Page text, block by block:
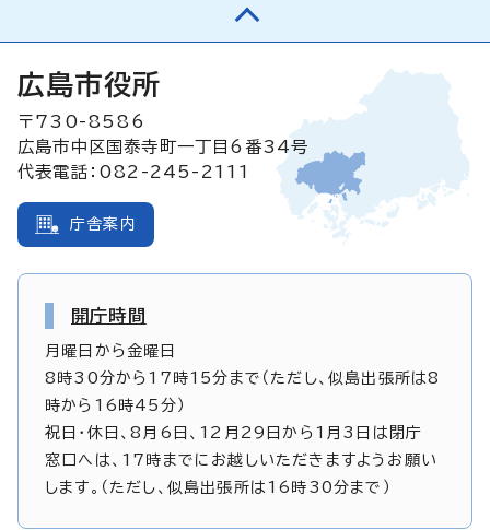
広島市役所
〒730-8586
広島市中区国泰寺町一丁目6番34号
代表電話：082-245-2111
庁舎案内
開庁時間
月曜日から金曜日
8時30分から17時15分まで（ただし、似島出張所は8
時から16時45分）
祝日・休日、8月6日、12月29日から1月3日は閉庁
窓口へは、17時までにお越しいただきますようお願い
します。（ただし、似島出張所は16時30分まで）